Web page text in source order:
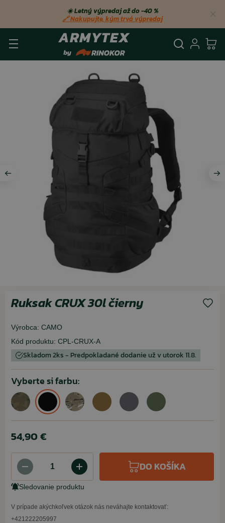
☀️ Letný výpredaj až do −40 %
🔗 Nakupujte, kým trvá výpredaj
Ruksak CRUX 30l čierny
Výrobca: CAMO
Kód produktu: CPL-CRUX-A
Skladom 2ks - Predpokladané dodanie už v utorok 11.8.
Vyberte si farbu:
54,90 €
DO KOŠÍKA
Sledovanie produktu
V prípade akýchkoľvek otázok nás neváhajte kontaktovať:
+421222205997